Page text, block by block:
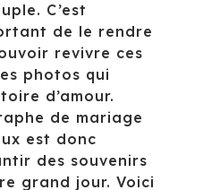
C’est
de le rendre
revivre ces
photos qui
d’amour.
de mariage
est donc
des souvenirs
grand jour. Voici